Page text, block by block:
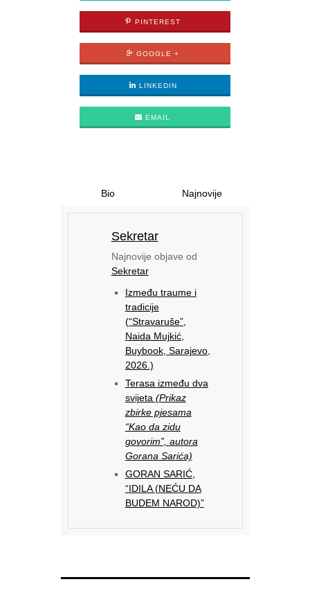
PINTEREST
GOOGLE +
LINKEDIN
EMAIL
Bio Najnovije
Sekretar
Najnovije objave od
Sekretar
Između traume i
tradicije
(“Stravaruše”,
Naida Mujkić,
Buybook, Sarajevo,
2026.)
Terasa između dva
svijeta (Prikaz
zbirke pjesama
“Kao da zidu
govorim”, autora
Gorana Sarića)
GORAN SARIĆ,
“IDILA (NEĆU DA
BUDEM NAROD)”